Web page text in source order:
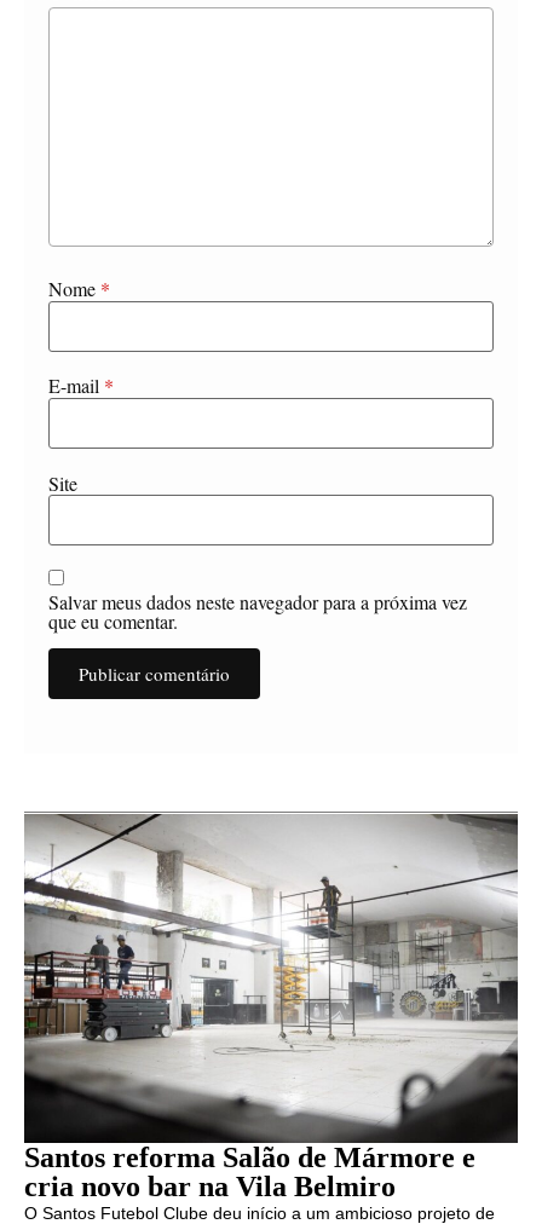
Nome *
E-mail *
Site
Salvar meus dados neste navegador para a próxima vez
que eu comentar.
Santos reforma Salão de Mármore e
cria novo bar na Vila Belmiro
O Santos Futebol Clube deu início a um ambicioso projeto de